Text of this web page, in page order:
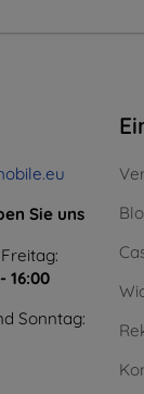
Sie uns
16:00
Sonntag: